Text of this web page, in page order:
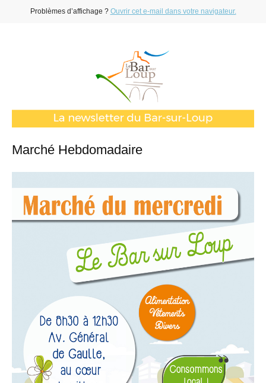
Problèmes d’affichage ? Ouvrir cet e-mail dans votre navigateur.
Marché Hebdomadaire